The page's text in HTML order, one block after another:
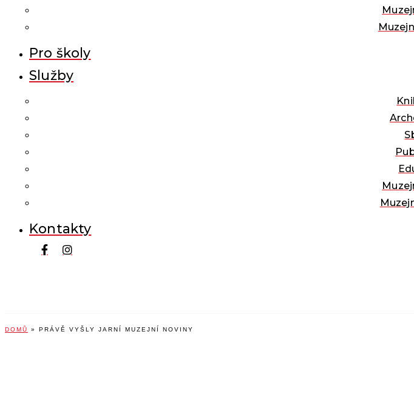
Pro školy
Služby
Kontakty
DOMŮ » PRÁVĚ VYŠLY JARNÍ MUZEJNÍ NOVINY